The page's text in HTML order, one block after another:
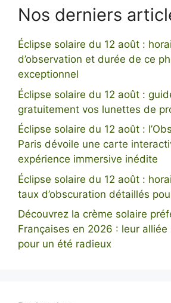
Nos derniers
Éclipse solaire du 12 août :
d’observation et durée de ce
exceptionnel
Éclipse solaire du 12 août :
gratuitement vos lunettes de
Éclipse solaire du 12 août :
Paris dévoile une carte
expérience immersive inédite
Éclipse solaire du 12 août :
taux d’obscuration détaillés
Découvrez la crème solaire
Françaises en 2026 : leur
pour un été radieux